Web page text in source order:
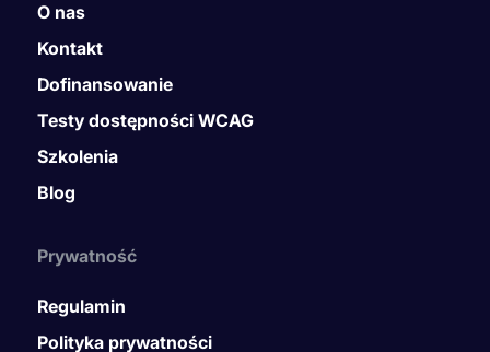
O nas
Kontakt
Dofinansowanie
Testy dostępności WCAG
Szkolenia
Blog
Prywatność
Regulamin
Polityka prywatności